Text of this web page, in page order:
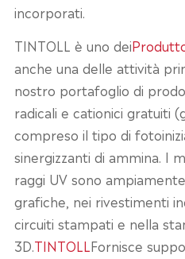
incorporati.
TINTOLL è uno dei
anche una delle attività
nostro portafoglio di
radicali e cationici gratuiti
compreso il tipo di
sinergizzanti di ammina. I
raggi UV sono
grafiche, nei rivestimenti
circuiti stampati e nella
3D. TINTOLL Fornisce